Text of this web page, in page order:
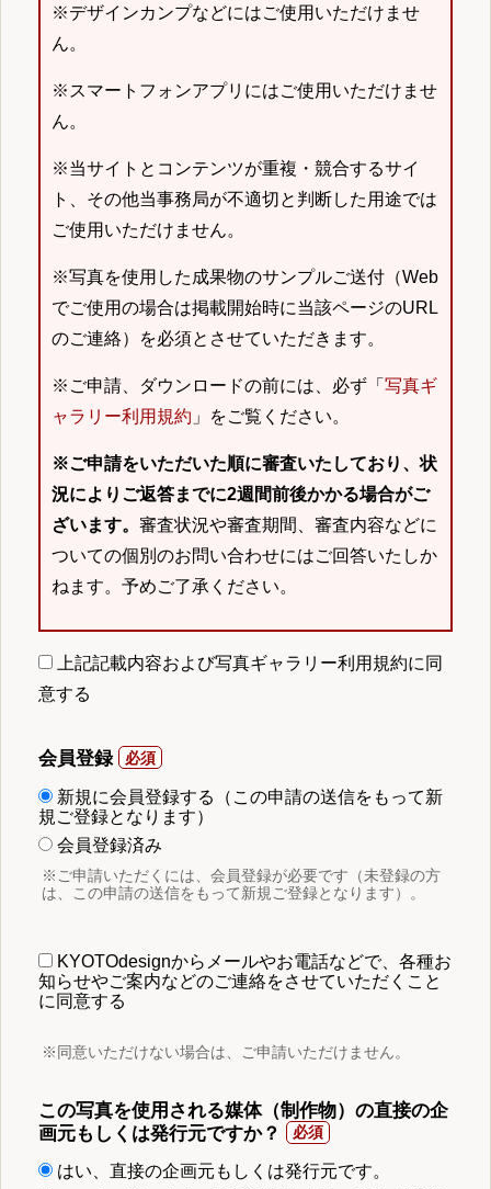
※デザインカンプなどにはご使用いただけませ
ん。
※スマートフォンアプリにはご使用いただけませ
ん。
※当サイトとコンテンツが重複・競合するサイ
ト、その他当事務局が不適切と判断した用途では
ご使用いただけません。
※写真を使用した成果物のサンプルご送付（Web
でご使用の場合は掲載開始時に当該ページのURL
のご連絡）を必須とさせていただきます。
※ご申請、ダウンロードの前には、必ず「 写真ギ
ャラリー利用規約 」をご覧ください。
※ご申請をいただいた順に審査いたしており、状
況によりご返答までに2週間前後かかる場合がご
ざいます。 審査状況や審査期間、審査内容などに
ついての個別のお問い合わせにはご回答いたしか
ねます。予めご了承ください。
上記記載内容および写真ギャラリー利用規約に同
意する
会員登録
新規に会員登録する（この申請の送信をもって新
規ご登録となります）
会員登録済み
※ご申請いただくには、会員登録が必要です（未登録の方
は、この申請の送信をもって新規ご登録となります）。
KYOTOdesignからメールやお電話などで、各種お
知らせやご案内などのご連絡をさせていただくこと
に同意する
※同意いただけない場合は、ご申請いただけません。
この写真を使用される媒体（制作物）の直接の企
画元もしくは発行元ですか？
はい、直接の企画元もしくは発行元です。